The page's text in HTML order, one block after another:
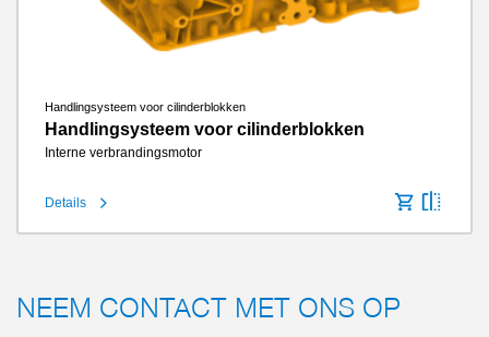
Handlingsysteem voor cilinderblokken
Handlingsysteem voor cilinderblokken
Interne verbrandingsmotor
Details
NEEM CONTACT MET ONS OP